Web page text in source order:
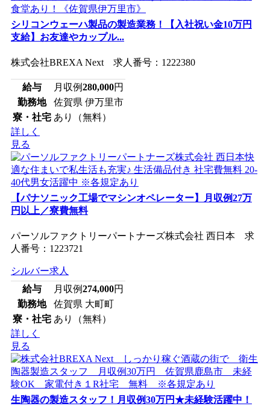
シリコンウェーハ製品の製造業務！【入社祝い金10万円
支給】お友達やカップル...
株式会社BREXA Next 求人番号：1222380
給与 月収例280,000円
勤務地
佐賀県 伊万里市
寮・社宅 あり（無料）
詳しく
見る
【パナソニック工場でマシンオペレーター】月収例27万
円以上／寮費無料
パーソルファクトリーパートナーズ株式会社 西日本 求
人番号：1223721
シルバー求人
給与
月収例274,000円
勤務地
佐賀県 大町町
寮・社宅 あり（無料）
詳しく
見る
生陶器の製造スタッフ！月収例30万円★未経験活躍中！